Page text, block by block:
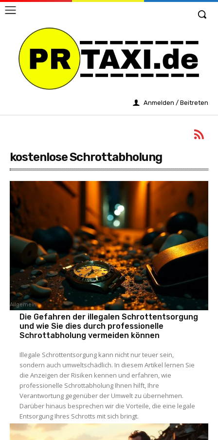
Anmelden / Beitreten
kostenlose Schrottabholung
Allgemein
Die Gefahren der illegalen Schrottentsorgung
und wie Sie dies durch professionelle
Schrottabholung vermeiden können
Illegale Schrottentsorgung kann nicht nur teuer sein,
sondern auch umweltschädlich. In diesem Artikel lernen Sie
die Anzeigen der Risiken kennen und erfahren, wie
professionelle Schrottabholung Ihnen hilft, Ihre
Verantwortung gegenüber der Umwelt zu übernehmen.
Darüber hinaus besprechen wir die Vorteile, die eine legale
Entsorgung Ihres Schrotts mit sich bringt.